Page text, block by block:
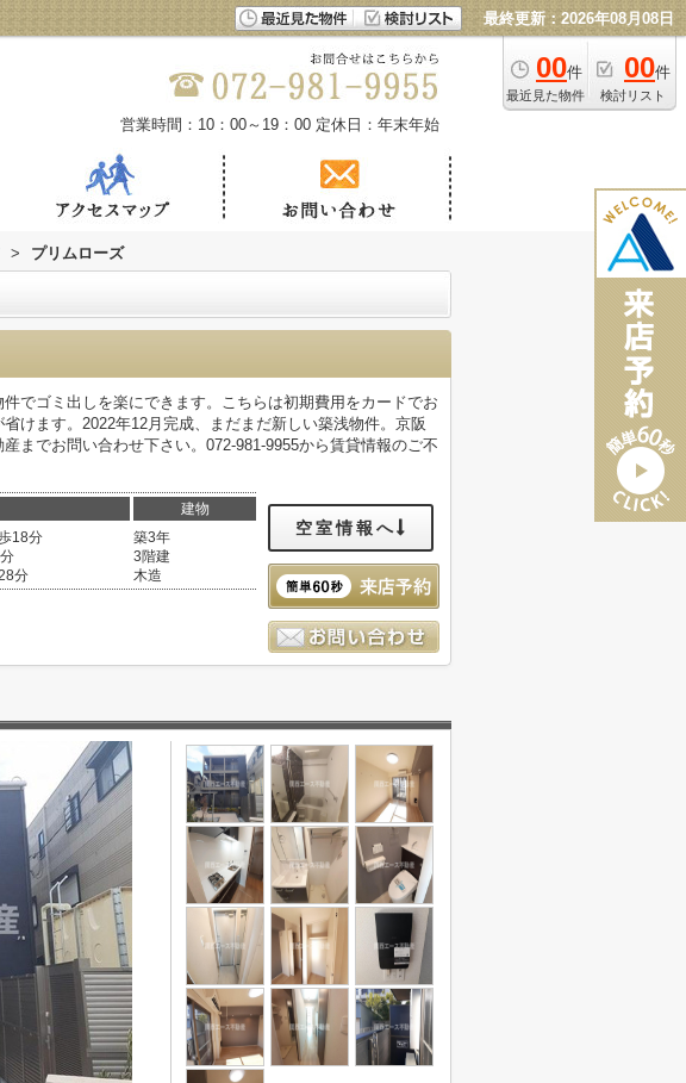
最終更新：2026年08月08日
00件
最近見た物件
00件
検討リスト
営業時間：10：00～19：00 定休日：年末年始
> プリムローズ
でゴミ出しを楽にできます。こちらは初期費用をカードでお
けます。2022年12月完成、まだまだ新しい築浅物件。京阪
までお問い合わせ下さい。072-981-9955から賃貸情報のご不
建物
18分
分
築3年
3階建
木造
空室情報へ